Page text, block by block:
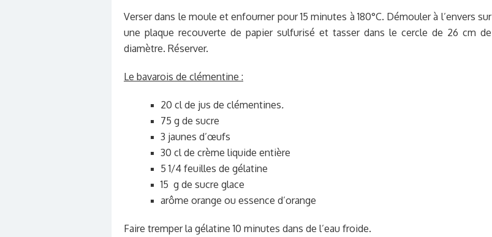
Verser dans le moule et enfourner pour 15 minutes à 180°C. Démouler à l’envers sur
une plaque recouverte de papier sulfurisé et tasser dans le cercle de 26 cm de
diamètre. Réserver.
Le bavarois de clémentine :
20 cl de jus de clémentines.
75 g de sucre
3 jaunes d’œufs
30 cl de crème liquide entière
5 1/4 feuilles de gélatine
15 g de sucre glace
arôme orange ou essence d’orange
Faire tremper la gélatine 10 minutes dans de l’eau froide.